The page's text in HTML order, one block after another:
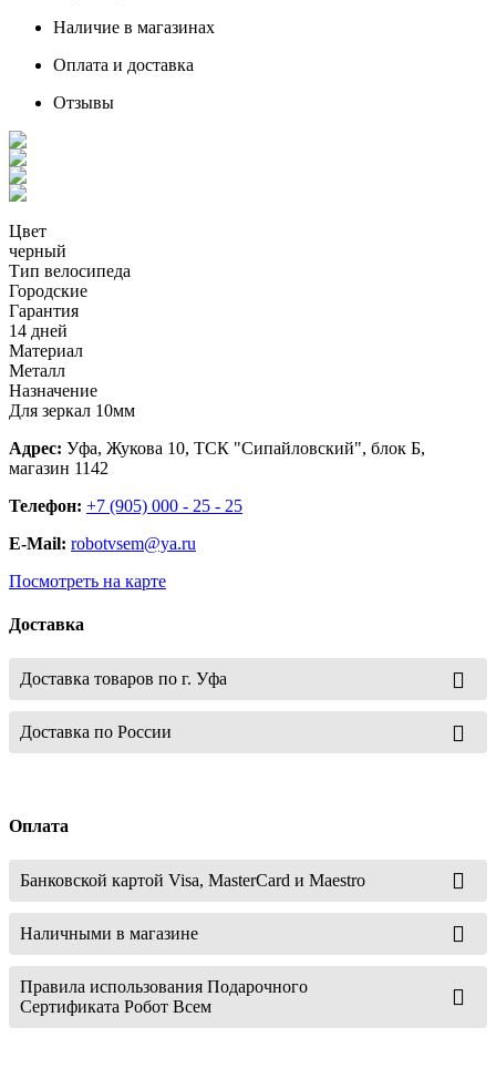
Наличие в магазинах
Оплата и доставка
Отзывы
Цвет
черный
Тип велосипеда
Городские
Гарантия
14 дней
Материал
Металл
Назначение
Для зеркал 10мм
Адрес: Уфа, Жукова 10, ТСК "Сипайловский", блок Б,
магазин 1142
Телефон: +7 (905) 000 - 25 - 25
E-Mail: robotvsem@ya.ru
Посмотреть на карте
Доставка
Доставка товаров по г. Уфа
Доставка по России
Оплата
Банковской картой Visa, MasterCard и Maestro
Наличными в магазине
Правила использования Подарочного
Сертификата Робот Всем